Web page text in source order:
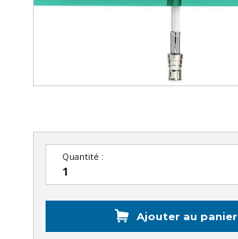
Quantité :
Ajouter au panier